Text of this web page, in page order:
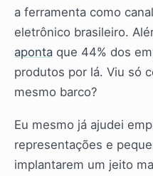
a ferramenta como
eletrônico brasileiro.
aponta que 44% dos
produtos por lá. Viu só
mesmo barco?
Eu mesmo já ajudei
representações e
implantarem um jeito